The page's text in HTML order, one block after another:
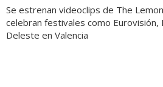
Se estrenan videoclips de The
celebran festivales como
Deleste en Valencia